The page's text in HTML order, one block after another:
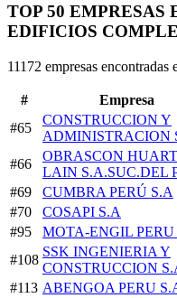
TOP 50 EMPRESAS
EDIFICIOS
11172 empresas encontradas
# Empresa
#65
CONSTRUCCION Y
ADMINISTRACION
#66
OBRASCON
LAIN S.A.SUC.DEL
#69
CUMBRA PERÚ S.A
#70
COSAPI S.A
#95
MOTA-ENGIL PERU
#108
SSK INGENIERIA Y
CONSTRUCCION
#113 ABENGOA PERU